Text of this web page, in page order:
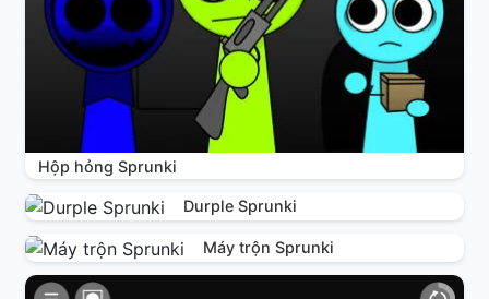
Hộp hỏng Sprunki
Durple Sprunki
Máy trộn Sprunki